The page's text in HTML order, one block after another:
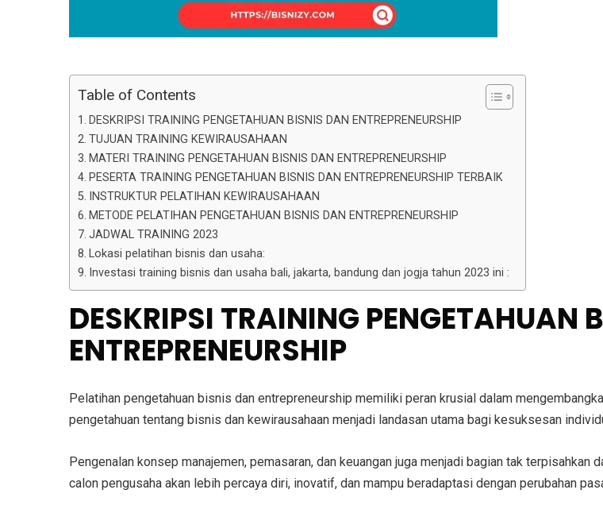
Table of Contents
DESKRIPSI TRAINING PENGETAHUAN BISNIS DAN ENTREPRENEURSHIP
TUJUAN TRAINING KEWIRAUSAHAAN
MATERI TRAINING PENGETAHUAN BISNIS DAN ENTREPRENEURSHIP
PESERTA TRAINING PENGETAHUAN BISNIS DAN ENTREPRENEURSHIP TERBAIK
INSTRUKTUR PELATIHAN KEWIRAUSAHAAN
METODE PELATIHAN PENGETAHUAN BISNIS DAN ENTREPRENEURSHIP
JADWAL TRAINING 2023
Lokasi pelatihan bisnis dan usaha:
Investasi training bisnis dan usaha bali, jakarta, bandung dan jogja tahun 2023 ini :
DESKRIPSI TRAINING PENGETAHUAN
ENTREPRENEURSHIP
Pelatihan pengetahuan bisnis dan entrepreneurship memiliki peran krusial dalam
pengetahuan tentang bisnis dan kewirausahaan menjadi landasan utama bagi kesuksesan
Pengenalan konsep manajemen, pemasaran, dan keuangan juga menjadi bagian tak
calon pengusaha akan lebih percaya diri, inovatif, dan mampu beradaptasi dengan perubahan